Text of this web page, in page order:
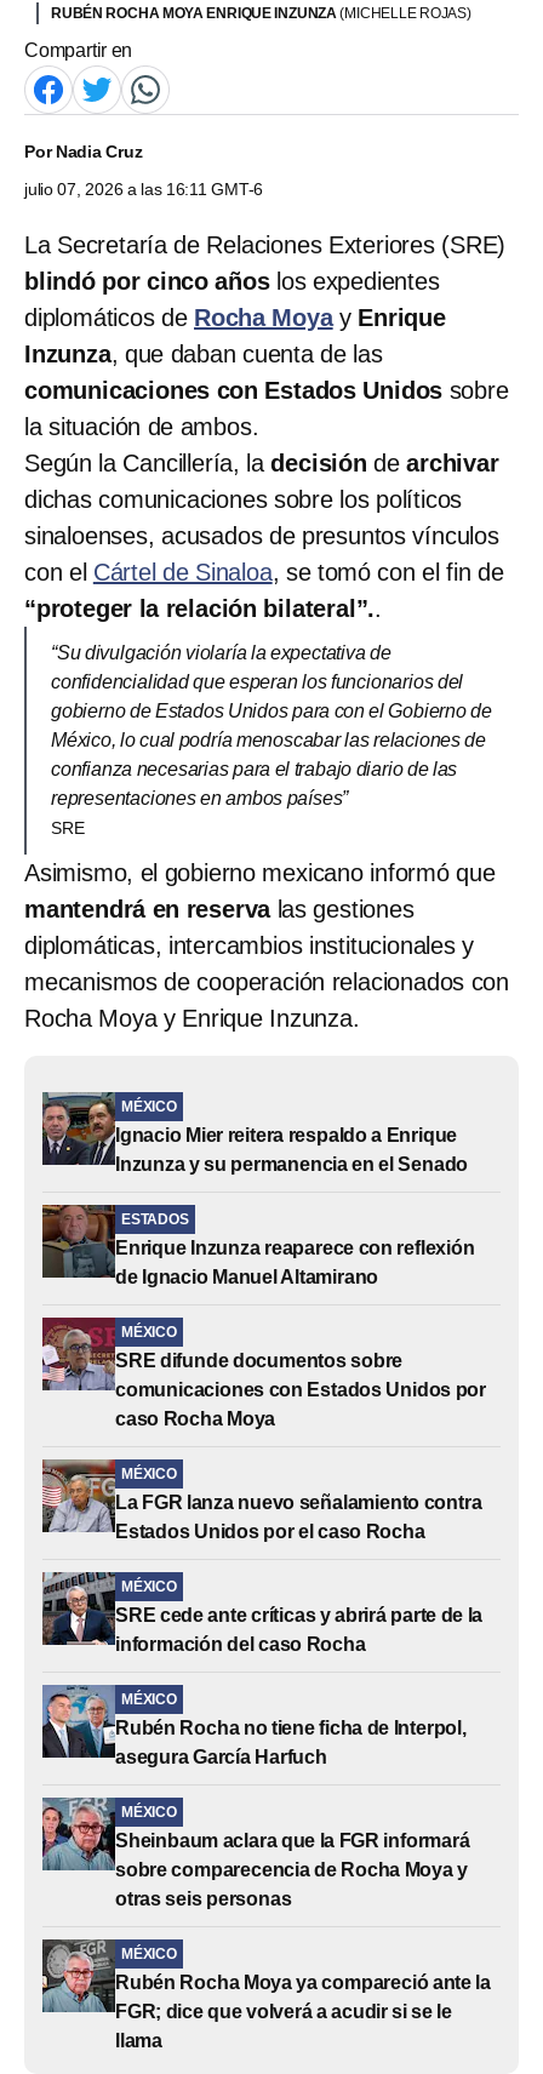
RUBÉN ROCHA MOYA ENRIQUE INZUNZA(MICHELLE ROJAS)
Compartir en
PorNadia Cruz
julio 07, 2026 a las 16:11 GMT-6
La Secretaría de Relaciones Exteriores (SRE)
blindó por cinco añoslos expedientes
diplomáticos de Rocha Moyay Enrique
Inzunza, que daban cuenta de las
comunicaciones con Estados Unidos sobre
la situación de ambos.
Según la Cancillería, la decisióndearchivar
dichas comunicaciones sobre los políticos
sinaloenses, acusados de presuntos vínculos
con el Cártel de Sinaloa, se tomó con el fin de
“proteger la relación bilateral”..
“Su divulgación violaría la expectativa de
confidencialidad que esperan los funcionarios del
gobierno de Estados Unidos para con el Gobierno de
México, lo cual podría menoscabar las relaciones de
confianza necesarias para el trabajo diario de las
representaciones en ambos países”
SRE
Asimismo, el gobierno mexicano informó que
mantendrá en reservalas gestiones
diplomáticas, intercambios institucionales y
mecanismos de cooperación relacionados con
Rocha Moya y Enrique Inzunza.
MÉXICO
Ignacio Mier reitera respaldo a Enrique
Inzunza y su permanencia en el Senado
ESTADOS
Enrique Inzunza reaparece con reflexión
de Ignacio Manuel Altamirano
MÉXICO
SRE difunde documentos sobre
comunicaciones con Estados Unidos por
caso Rocha Moya
MÉXICO
La FGR lanza nuevo señalamiento contra
Estados Unidos por el caso Rocha
MÉXICO
SRE cede ante críticas y abrirá parte de la
información del caso Rocha
MÉXICO
Rubén Rocha no tiene ficha de Interpol,
asegura García Harfuch
MÉXICO
Sheinbaum aclara que la FGR informará
sobre comparecencia de Rocha Moya y
otras seis personas
MÉXICO
Rubén Rocha Moya ya compareció ante la
FGR; dice que volverá a acudir si se le
llama